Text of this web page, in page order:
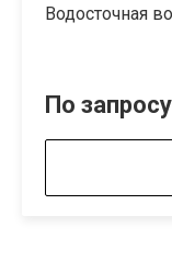
Водосточная
По запросу